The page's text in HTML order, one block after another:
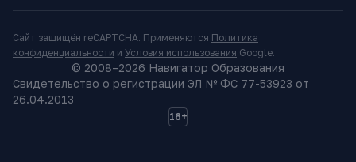
Сайт защищён reCAPTCHA. Применяются Политика
конфиденциальности и Условия использования Google.
© 2008–2026 Навигатор Образования
Свидетельство о регистрации ЭЛ № ФС 77-53923 от
26.04.2013
16+